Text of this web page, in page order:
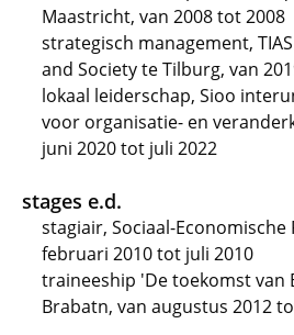
Maastricht, van 2008 tot 2008
strategisch management,
and Society te Tilburg, van
lokaal leiderschap, Sioo
voor organisatie- en
juni 2020 tot juli 2022
stages e.d.
stagiair, Sociaal-Economische
februari 2010 tot juli 2010
traineeship 'De toekomst van
Brabatn, van augustus 2012